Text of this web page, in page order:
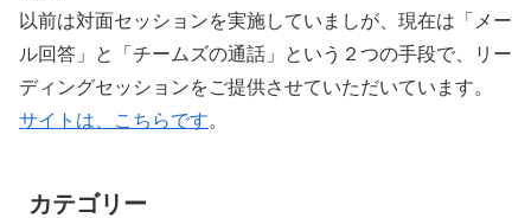
以前は対面セッションを実施していましが、現在は「メー
ル回答」と「チームズの通話」という２つの手段で、リー
ディングセッションをご提供させていただいています。
サイトは、こちらです。
カテゴリー